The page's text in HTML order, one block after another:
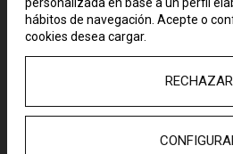
de la Congregación de
de los Ancianos
extendidas por todo el
español y diferentes
Europa, América África y
ciudad de Trujillo la
hábitos de navegación. Acepte o
cookies desea cargar.
RECHAZAR